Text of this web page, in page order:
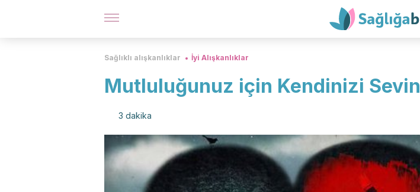
Sağlıklı alışkanlıklar İyi Alışkanlıklar
Mutluluğunuz için Kendinizi Sevin
3 dakika